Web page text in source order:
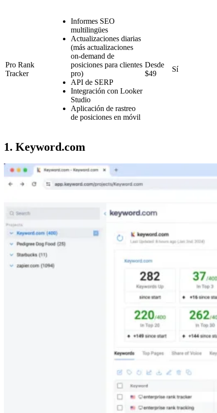
Pro Rank
Tracker
Informes SEO
multilingües
Actualizaciones diarias
(más actualizaciones
on-demand de
posiciones para clientes
pro)
API de SERP
Integración con Looker
Studio
Aplicación de rastreo
de posiciones en móvil
Desde
$49
Sí
1. Keyword.com